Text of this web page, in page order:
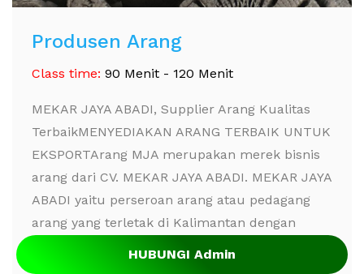
Produsen Arang
Class time: 90 Menit - 120 Menit
MEKAR JAYA ABADI, Supplier Arang Kualitas
TerbaikMENYEDIAKAN ARANG TERBAIK UNTUK
EKSPORTArang MJA merupakan merek bisnis
arang dari CV. MEKAR JAYA ABADI. MEKAR JAYA
ABADI yaitu perseroan arang atau pedagang
arang yang terletak di Kalimantan dengan
HUBUNGI Admin